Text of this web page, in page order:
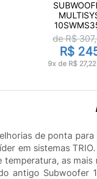
de R$
R$
9x de R$
de ponta
em sistemas
temperatura, as
antigo Subwoofer